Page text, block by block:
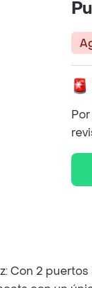
Con 2